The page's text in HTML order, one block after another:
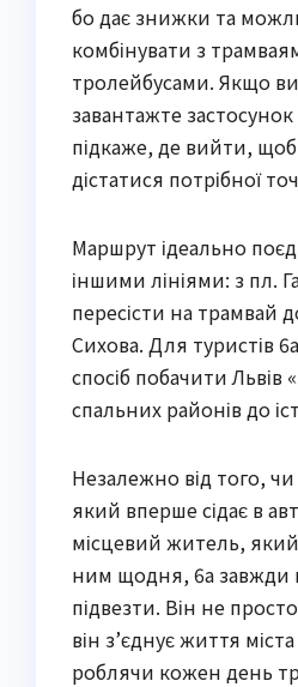
бо дає знижки та
комбінувати з
тролейбусами. Якщо
завантажте
підкаже, де вийти,
дістатися потрібної
Маршрут ідеально
іншими лініями: з пл.
пересісти на трамвай
Сихова. Для туристів
спосіб побачити Львів
спальних районів до
Незалежно від того,
який вперше сідає в
місцевий житель,
ним щодня, 6а завжди
підвезти. Він не
він з’єднує життя
роблячи кожен день